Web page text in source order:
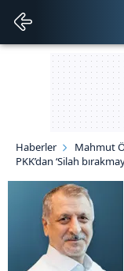
Haberler
Mahmut
PKK’dan ‘Silah